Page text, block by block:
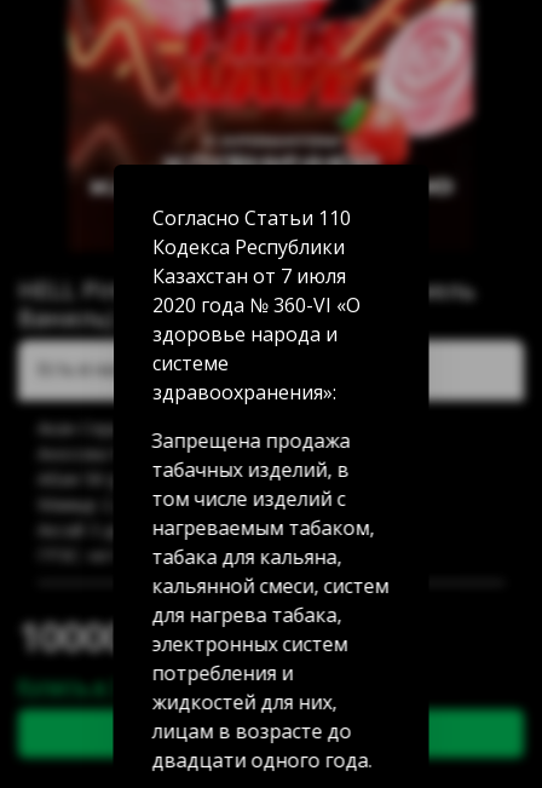
HELL Pinkwawe (Клубничная Карамель
Ваниль) 200г
10000.00 тг
Купить в 1 клик
В корзину
Есть в наличии:
Акан Серы 20/5: нет в наличии
Аносова 91: нет в наличии
Абая 58 (уг Манаса): нет в наличии
Мамыр 2 дом 3: нет в наличии
Аксай 3 дом 7: нет в наличии
ГРЭС: нет в наличии
Согласно Статьи 110
Кодекса Республики
Казахстан от 7 июля
2020 года № 360-VI «О
здоровье народа и
системе
здравоохранения»:
Запрещена продажа
табачных изделий, в
том числе изделий с
нагреваемым табаком,
табака для кальяна,
кальянной смеси, систем
для нагрева табака,
электронных систем
потребления и
жидкостей для них,
лицам в возрасте до
двадцати одного года.